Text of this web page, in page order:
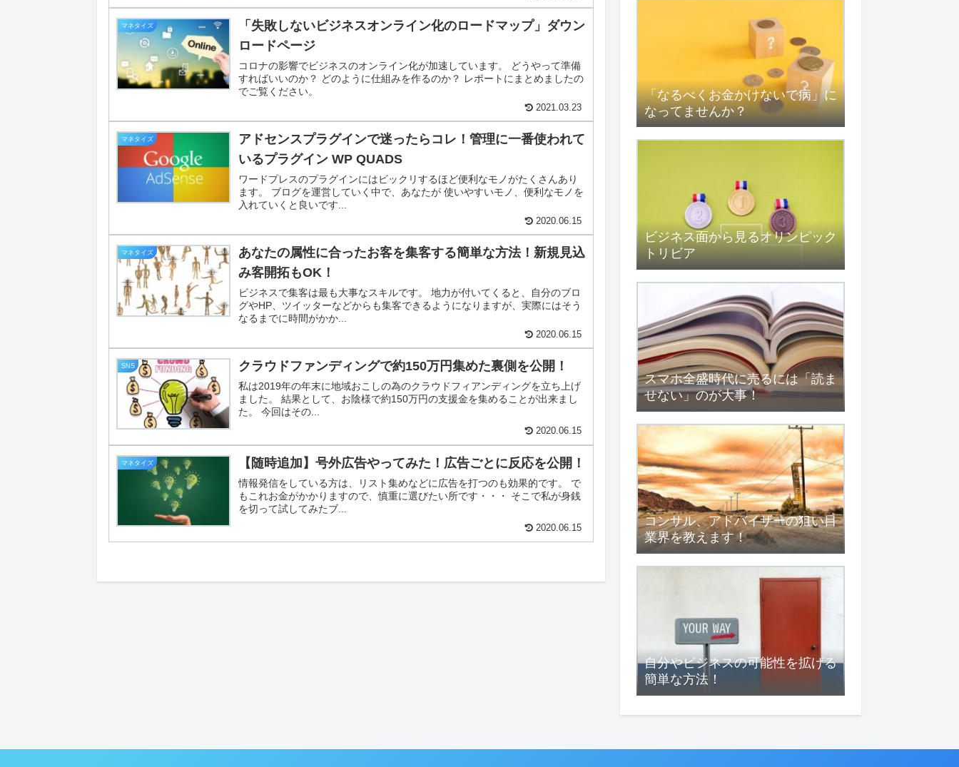
マネタイズ
「失敗しないビジネスオンライン化のロードマップ」ダウン
ロードページ
コロナの影響でビジネスのオンライン化が加速しています。 どうやって準備
すればいいのか？ どのように仕組みを作るのか？ レポートにまとめましたの
でご覧ください。
2021.03.23
マネタイズ
アドセンスプラグインで迷ったらコレ！管理に一番使われて
いるプラグイン WP QUADS
ワードプレスのプラグインにはビックリするほど便利なモノがたくさんあり
ます。 ブログを運営していく中で、あなたが 使いやすいモノ、便利なモノを
入れていくと良いです...
2020.06.15
マネタイズ
あなたの属性に合ったお客を集客する簡単な方法！新規見込
み客開拓もOK！
ビジネスで集客は最も大事なスキルです。 地力が付いてくると、自分のブロ
グやHP、ツイッターなどからも集客できるようになりますが、実際にはそう
なるまでに時間がかか...
2020.06.15
SNS クラウドファンディングで約150万円集めた裏側を公開！
私は2019年の年末に地域おこしの為のクラウドフィアンディングを立ち上げ
ました。 結果として、お陰様で約150万円の支援金を集めることが出来まし
た。 今回はその...
2020.06.15
マネタイズ 【随時追加】号外広告やってみた！広告ごとに反応を公開！
情報発信をしている方は、リスト集めなどに広告を打つのも効果的です。 で
もこれお金がかかりますので、慎重に選びたい所です・・・ そこで私が身銭
を切って試してみたブ...
2020.06.15
「なるべくお金かけないで病」に
なってませんか？
ビジネス面から見るオリンピック
トリビア
スマホ全盛時代に売るには「読ま
せない」のが大事！
コンサル、アドバイザーの狙い目
業界を教えます！
自分やビジネスの可能性を拡げる
簡単な方法！